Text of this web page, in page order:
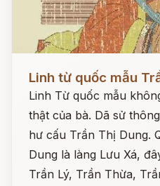
Linh từ quốc mẫu
Linh Từ quốc mẫu
thật của bà. Dã sử
hư cấu Trần Thị Dung.
Dung là làng Lưu Xá,
Trần Lý, Trần Thừa,